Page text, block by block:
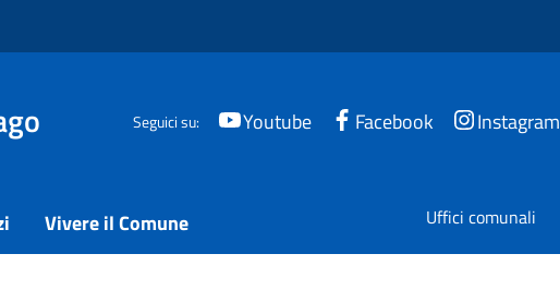
Seguici su: Youtube Facebook Instagram
Vivere il Comune Uffici comunali